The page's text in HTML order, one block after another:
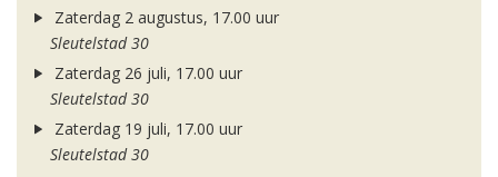
Zaterdag 2 augustus, 17.00 uur
Sleutelstad 30
Zaterdag 26 juli, 17.00 uur
Sleutelstad 30
Zaterdag 19 juli, 17.00 uur
Sleutelstad 30